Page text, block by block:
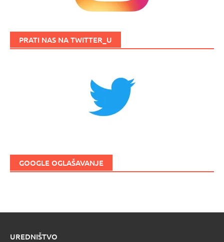
PRATI NAS NA TWITTER_U
GOOGLE OGLAŠAVANJE
UREDNIŠTVO